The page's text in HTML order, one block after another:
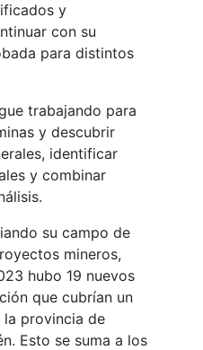
y
con su
para distintos
trabajando para
y descubrir
identificar
y combinar
su campo de
mineros,
hubo 19 nuevos
que cubrían un
provincia de
Esto se suma a los